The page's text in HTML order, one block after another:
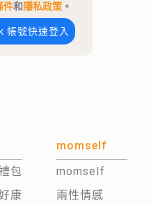
件和隱私政策 。
帳號快速登入
包
康
momself
momself
兩性情感